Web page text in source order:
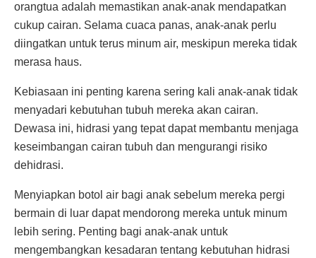
orangtua adalah memastikan anak-anak mendapatkan
cukup cairan. Selama cuaca panas, anak-anak perlu
diingatkan untuk terus minum air, meskipun mereka tidak
merasa haus.
Kebiasaan ini penting karena sering kali anak-anak tidak
menyadari kebutuhan tubuh mereka akan cairan.
Dewasa ini, hidrasi yang tepat dapat membantu menjaga
keseimbangan cairan tubuh dan mengurangi risiko
dehidrasi.
Menyiapkan botol air bagi anak sebelum mereka pergi
bermain di luar dapat mendorong mereka untuk minum
lebih sering. Penting bagi anak-anak untuk
mengembangkan kesadaran tentang kebutuhan hidrasi